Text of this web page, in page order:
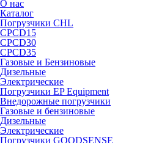
О нас
Каталог
Погрузчики CHL
CPCD15
CPCD30
CPCD35
Газовые и Бензиновые
Дизельные
Электрические
Погрузчики EP Equipment
Внедорожные погрузчики
Газовые и бензиновые
Дизельные
Электрические
Погрузчики GOODSENSE